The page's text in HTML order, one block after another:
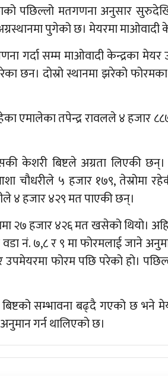
पछिल्लो मतगणना अनुसार
पुगेको छ। मेयरमा
गर्दा सम्म माओवादी केन्द्रका मेयर
छन। दोस्रो स्थानमा झरेको
एमालेका तपेन्द्र रावलले ४
केशरी बिष्टले अग्रता लिएकी
चौधरीले ५ हजार १७९, तेस्रोमा
४ हजार ४२९ मत पाएकी छन्।
२७ हजार ४२६ मत खसेको थियो।
नं. ७,८ र ९ मा फोरमलाई जाने
उपमेयरमा फोरम पछि परेको हो।
सम्भावना बढ्दै गएको छ भने
गर्न थालिएको छ।